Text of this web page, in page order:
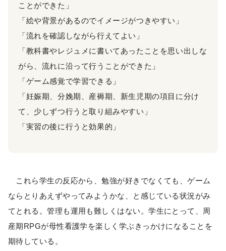
ことができた」
「絵や背景があるのでイメージがつきやすい」
「流れを確認しながら行えてよい」
「教科書やレジュメに書いてあったことを思い出しな
がら、流れに沿って行うことができた」
「ゲーム感覚で学習できる」
「妊娠期、分娩期、産褥期、新生児期の項目に分け
て、少しずつ行うと取り組みやすい」
「実習の後に行うと効果的」
これら学生の反応から、勉強が好きでなくても、ゲーム
ならとりあえずやってみようかな、と感じている状況がみ
てとれる。管理も運用も難しくはない。学生にとって、周
産期RPGが母性看護学を楽しく学ぶきっかけになることを
期待している。